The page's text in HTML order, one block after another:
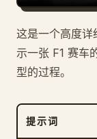
下载
博客
这是一个高度详
示一张 F1 赛车
型的过程。
提示词